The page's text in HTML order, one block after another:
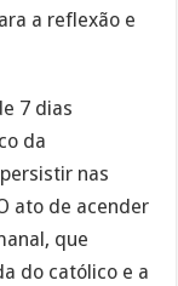
a reflexão e
7 dias
da
nas
ato de acender
que
do católico e a